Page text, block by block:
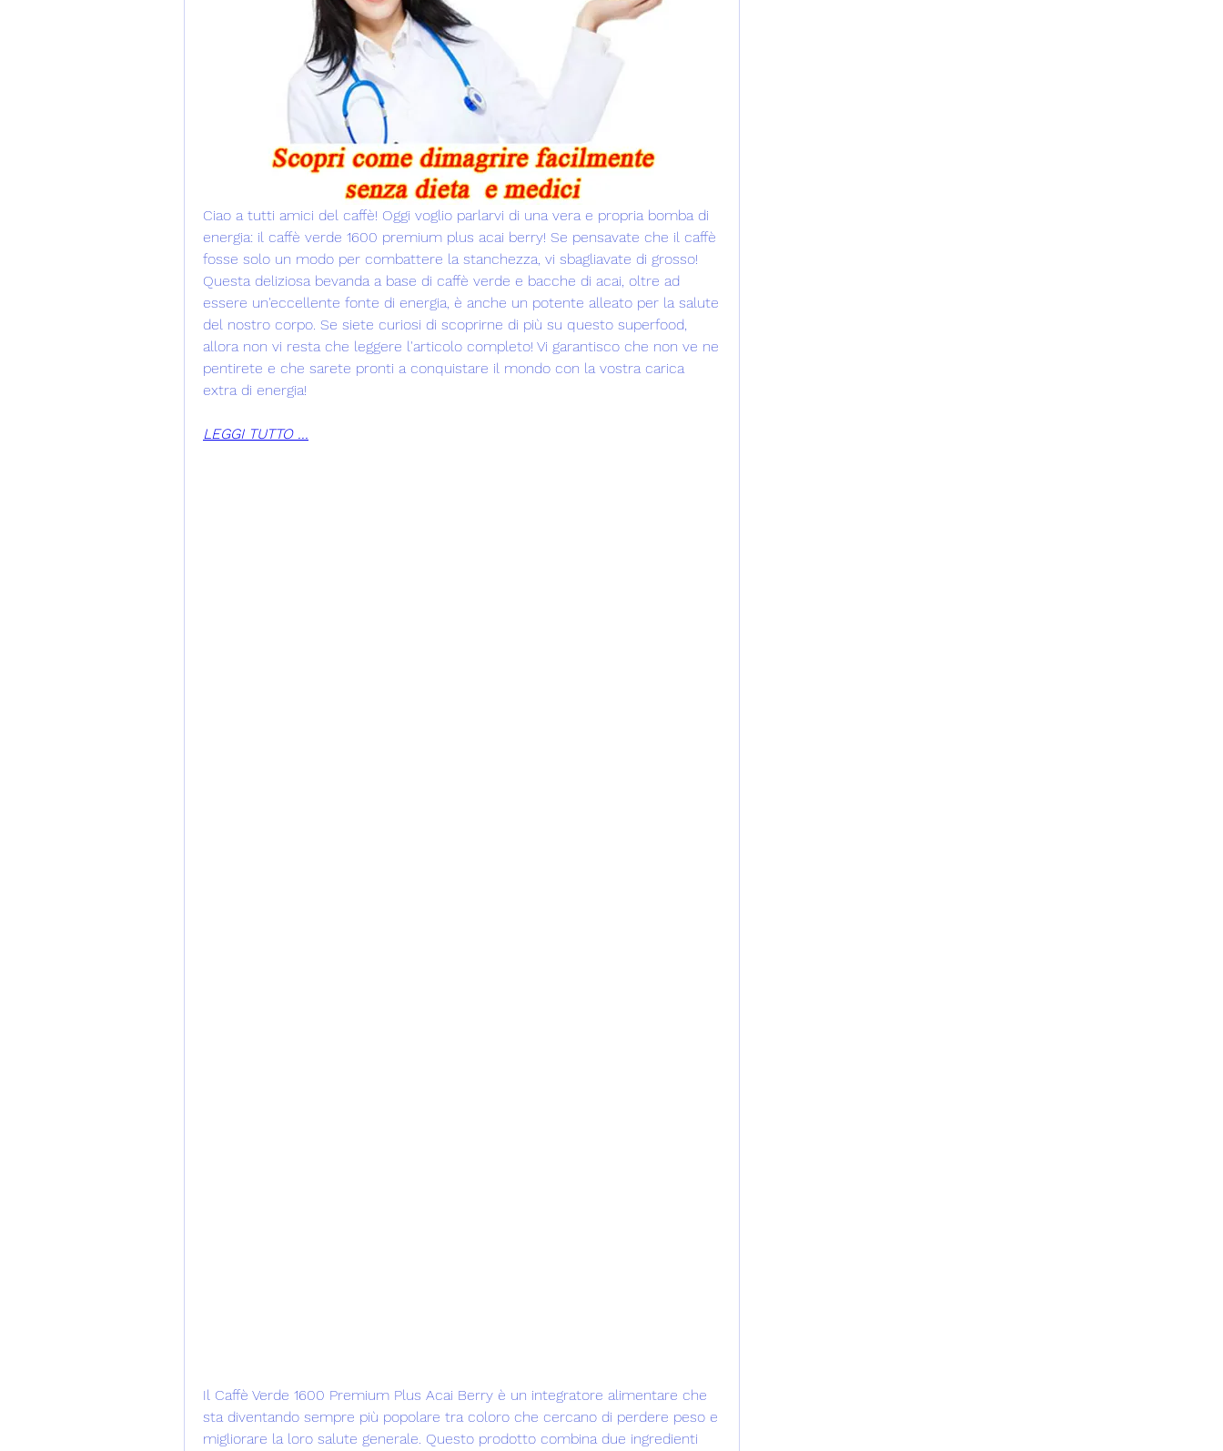
Ciao a tutti amici del caffè! Oggi voglio parlarvi di una vera e propria bomba di
energia: il caffè verde 1600 premium plus acai berry! Se pensavate che il caffè
fosse solo un modo per combattere la stanchezza, vi sbagliavate di grosso!
Questa deliziosa bevanda a base di caffè verde e bacche di acai, oltre ad
essere un'eccellente fonte di energia, è anche un potente alleato per la salute
del nostro corpo. Se siete curiosi di scoprirne di più su questo superfood,
allora non vi resta che leggere l'articolo completo! Vi garantisco che non ve ne
pentirete e che sarete pronti a conquistare il mondo con la vostra carica
extra di energia!
LEGGI TUTTO ...
Il Caffè Verde 1600 Premium Plus Acai Berry è un integratore alimentare che
sta diventando sempre più popolare tra coloro che cercano di perdere peso e
migliorare la loro salute generale. Questo prodotto combina due ingredienti